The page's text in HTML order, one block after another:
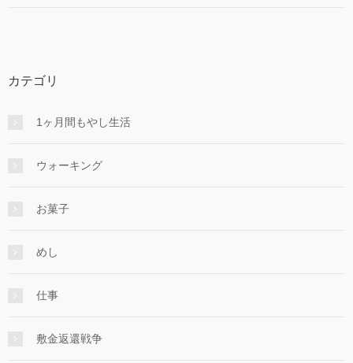
カテゴリ
1ヶ月間もやし生活
ウォーキング
お菓子
めし
仕事
敷金返還戦争